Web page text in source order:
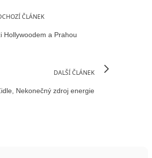
ČLÁNEK
Hollywoodem a Prahou
DALŠÍ ČLÁNEK
Nekonečný zdroj energie